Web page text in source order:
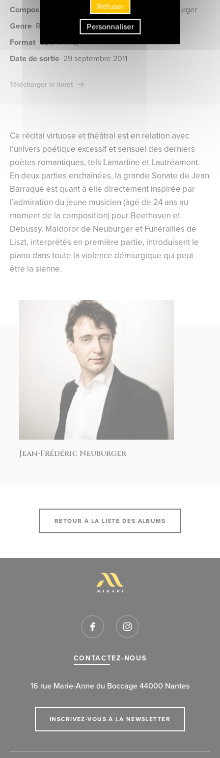
Compositeurs Barraqué • Debussy • Liszt • Neuburger
Genre Récital
Format CD(MIR145)
Date de sortie 29 septembre 2011
Télécharger le livret
Ce récital virtuose et théâtral est en relation avec
l’univers poétique excessif et sensuel des derniers
poètes romantiques, tels Lamartine et Lautréamont.
En deux parties enchaînées, la grande Sonate de Jean
Barraqué est quant à elle directement inspirée par
l’admiration du jeune musicien (âgé de 24 ans au
moment de la composition) pour Beethoven et
Debussy. Maldoror de Neuburger et Funérailles de
Liszt, interprétés en première partie, introduisent le
piano dans toute la violence démiurgique qui peut
être la sienne.
Jean-Frédéric Neuburger
RETOUR À LA LISTE DES ALBUMS
CONTACTEZ-NOUS
16 rue Marie-Anne du Boccage 44000 Nantes
INSCRIVEZ-VOUS À LA NEWSLETTER
Refuser
Personnaliser